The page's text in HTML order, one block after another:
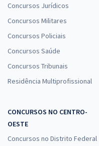
Concursos Jurídicos
Concursos Militares
Concursos Policiais
Concursos Saúde
Concursos Tribunais
Residência Multiprofissional
CONCURSOS NO CENTRO-
OESTE
Concursos no Distrito Federal